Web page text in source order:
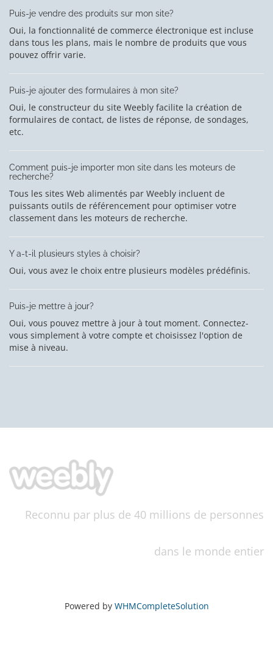
Puis-je vendre des produits sur mon site?
Oui, la fonctionnalité de commerce électronique est incluse
dans tous les plans, mais le nombre de produits que vous
pouvez offrir varie.
Puis-je ajouter des formulaires à mon site?
Oui, le constructeur du site Weebly facilite la création de
formulaires de contact, de listes de réponse, de sondages,
etc.
Comment puis-je importer mon site dans les moteurs de
recherche?
Tous les sites Web alimentés par Weebly incluent de
puissants outils de référencement pour optimiser votre
classement dans les moteurs de recherche.
Y a-t-il plusieurs styles à choisir?
Oui, vous avez le choix entre plusieurs modèles prédéfinis.
Puis-je mettre à jour?
Oui, vous pouvez mettre à jour à tout moment. Connectez-
vous simplement à votre compte et choisissez l'option de
mise à niveau.
Reconnu par plus de 40 millions de personnes
dans le monde entier
Powered by WHMCompleteSolution